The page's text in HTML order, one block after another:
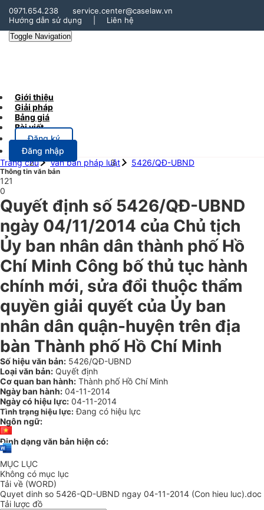
0971.654.238
service.center@caselaw.vn
Hướng dẫn sử dụng
Liên hệ
Toggle Navigation
Giới thiệu
Giải pháp
Bảng giá
Bài viết
Đăng ký
Đăng nhập
Trang chủ
Văn bản pháp luật 5426/QĐ-UBND
Thông tin văn bản
121
0
Quyết định số 5426/QĐ-UBND
ngày 04/11/2014 của Chủ tịch
Ủy ban nhân dân thành phố Hồ
Chí Minh Công bố thủ tục hành
chính mới, sửa đổi thuộc thẩm
quyền giải quyết của Ủy ban
nhân dân quận-huyện trên địa
bàn Thành phố Hồ Chí Minh
Số hiệu văn bản: 5426/QĐ-UBND
Loại văn bản: Quyết định
Cơ quan ban hành: Thành phố Hồ Chí Minh
Ngày ban hành: 04-11-2014
Ngày có hiệu lực: 04-11-2014
Tình trạng hiệu lực: Đang có hiệu lực
Ngôn ngữ:
Định dạng văn bản hiện có:
MỤC LỤC
Không có mục lục
Tải về (WORD)
Quyet dinh so 5426-QD-UBND ngay 04-11-2014 (Con hieu luc).doc
Tải lược đồ